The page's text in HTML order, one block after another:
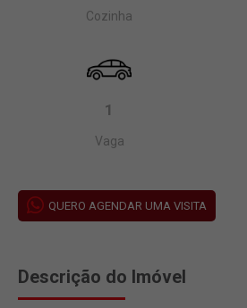
Cozinha
1
Vaga
QUERO AGENDAR UMA VISITA
Descrição do Imóvel